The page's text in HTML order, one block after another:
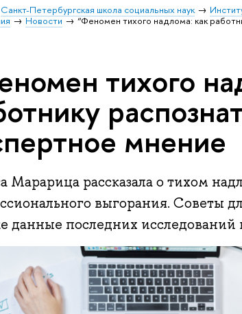
Санкт-Петербургская школа социальных наук
Новости “Феномен тихого надлома: как
тихого
мнение
Марарица рассказала о тихом
выгорания. Советы
данные последних исследований